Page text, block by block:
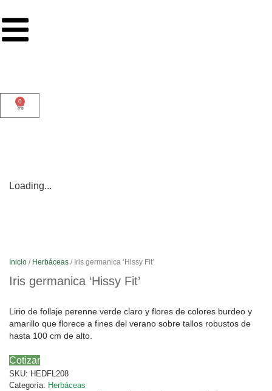
0
Loading...
Inicio / Herbáceas / Iris germanica ‘Hissy Fit’
Iris germanica ‘Hissy Fit’
Lirio de follaje perenne verde claro y flores de colores burdeo y
amarillo que florece a fines del verano sobre tallos robustos de
hasta 100 cm de alto.
Cotizar
SKU: HEDFL208
Categoría: Herbáceas